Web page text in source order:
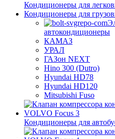
Кондиционеры для
Кондиционеры для
автокондиционеры
КАМАЗ
УРАЛ
ГАЗон NEXT
Hino 300 (Dutro)
Hyundai HD78
Hyundai HD120
Mitsubishi Fuso
Кондиционеры для